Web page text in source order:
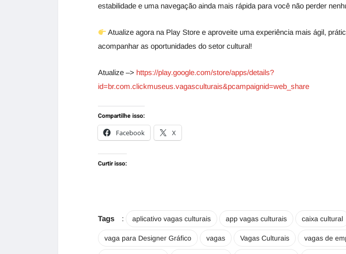
estabilidade e uma navegação ainda mais rápida para você não perder
Atualize agora na Play Store e aproveite uma experiência mais ágil,
acompanhar as oportunidades do setor cultural!
Atualize –> https://play.google.com/store/apps/details?
id=br.com.clickmuseus.vagasculturais&pcampaignid=web_share
Compartilhe isso:
Facebook
X
Curtir isso:
Tags : aplicativo vagas culturais app vagas culturais caixa cultural
vaga para Designer Gráfico vagas Vagas Culturais vagas de